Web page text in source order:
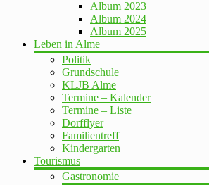
Album 2023
Album 2024
Album 2025
Leben in Alme
Politik
Grundschule
KLJB Alme
Termine – Kalender
Termine – Liste
Dorfflyer
Familientreff
Kindergarten
Tourismus
Gastronomie